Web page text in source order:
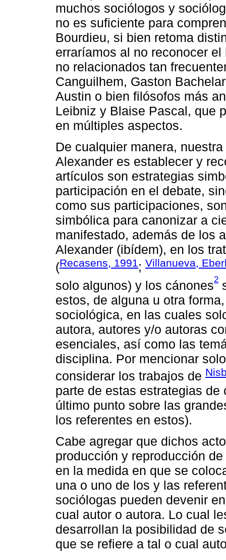
muchos sociólogos y
no es suficiente para
Bourdieu, si bien retoma
erraríamos al no reconocer
no relacionados tan
Canguilhem, Gaston
Austin o bien filósofos más
Leibniz y Blaise Pascal, que
en múltiples aspectos.
De cualquier manera,
Alexander es establecer y
artículos son estrategias
participación en el debate,
como sus participaciones,
simbólica para canonizar a
manifestado, además de los
Alexander (ibídem), en los
(Recasens, 1991; Villanueva,
solo algunos) y los cánones2
estos, de alguna u otra
sociológica, en las cuales
autora, autores y/o autoras
esenciales, así como las
disciplina. Por mencionar
considerar los trabajos de
parte de estas estrategias
último punto sobre las
los referentes en estos).
Cabe agregar que dichos
producción y reproducción
en la medida en que se
una o uno de los y las
sociólogas pueden devenir
cual autor o autora. Lo cual
desarrollan la posibilidad de
que se refiere a tal o cual